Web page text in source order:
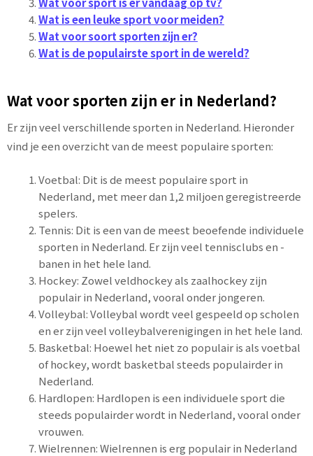
Wat is een leuke sport voor meiden?
Wat voor soort sporten zijn er?
Wat is de populairste sport in de wereld?
Wat voor sporten zijn er in Nederland?
Er zijn veel verschillende sporten in Nederland. Hieronder
vind je een overzicht van de meest populaire sporten:
Voetbal: Dit is de meest populaire sport in
Nederland, met meer dan 1,2 miljoen geregistreerde
spelers.
Tennis: Dit is een van de meest beoefende individuele
sporten in Nederland. Er zijn veel tennisclubs en -
banen in het hele land.
Hockey: Zowel veldhockey als zaalhockey zijn
populair in Nederland, vooral onder jongeren.
Volleybal: Volleybal wordt veel gespeeld op scholen
en er zijn veel volleybalverenigingen in het hele land.
Basketbal: Hoewel het niet zo populair is als voetbal
of hockey, wordt basketbal steeds populairder in
Nederland.
Hardlopen: Hardlopen is een individuele sport die
steeds populairder wordt in Nederland, vooral onder
vrouwen.
Wielrennen: Wielrennen is erg populair in Nederland